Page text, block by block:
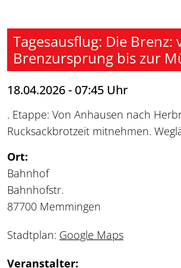
Tagesausflug: Die Brenz:
Brenzursprung bis zur
18.04.2026 - 07:45 Uhr
. Etappe: Von Anhausen nach
Rucksackbrotzeit mitnehmen.
Ort:
Bahnhof
Bahnhofstr.
87700 Memmingen
Stadtplan: Google Maps
Veranstalter: